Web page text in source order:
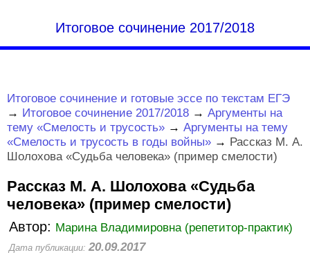
Итоговое сочинение 2017/2018
Итоговое сочинение и готовые эссе по текстам ЕГЭ
→ Итоговое сочинение 2017/2018 → Аргументы на
тему «Смелость и трусость» → Аргументы на тему
«Смелость и трусость в годы войны» → Рассказ М. А.
Шолохова «Судьба человека» (пример смелости)
Рассказ М. А. Шолохова «Судьба
человека» (пример смелости)
Автор: Марина Владимировна (репетитор-практик)
Дата публикации: 20.09.2017